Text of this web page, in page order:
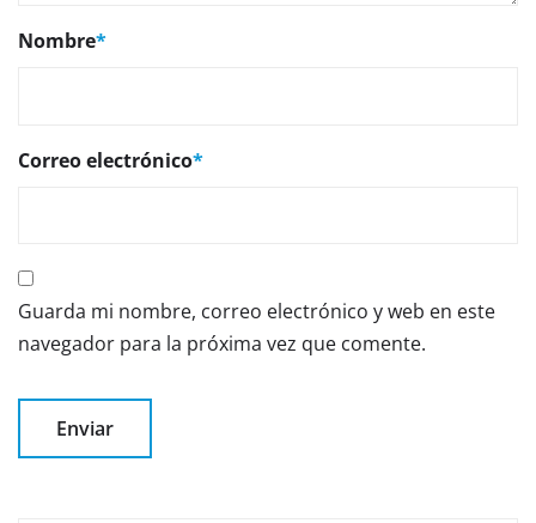
Nombre*
Correo electrónico*
Guarda mi nombre, correo electrónico y web en este
navegador para la próxima vez que comente.